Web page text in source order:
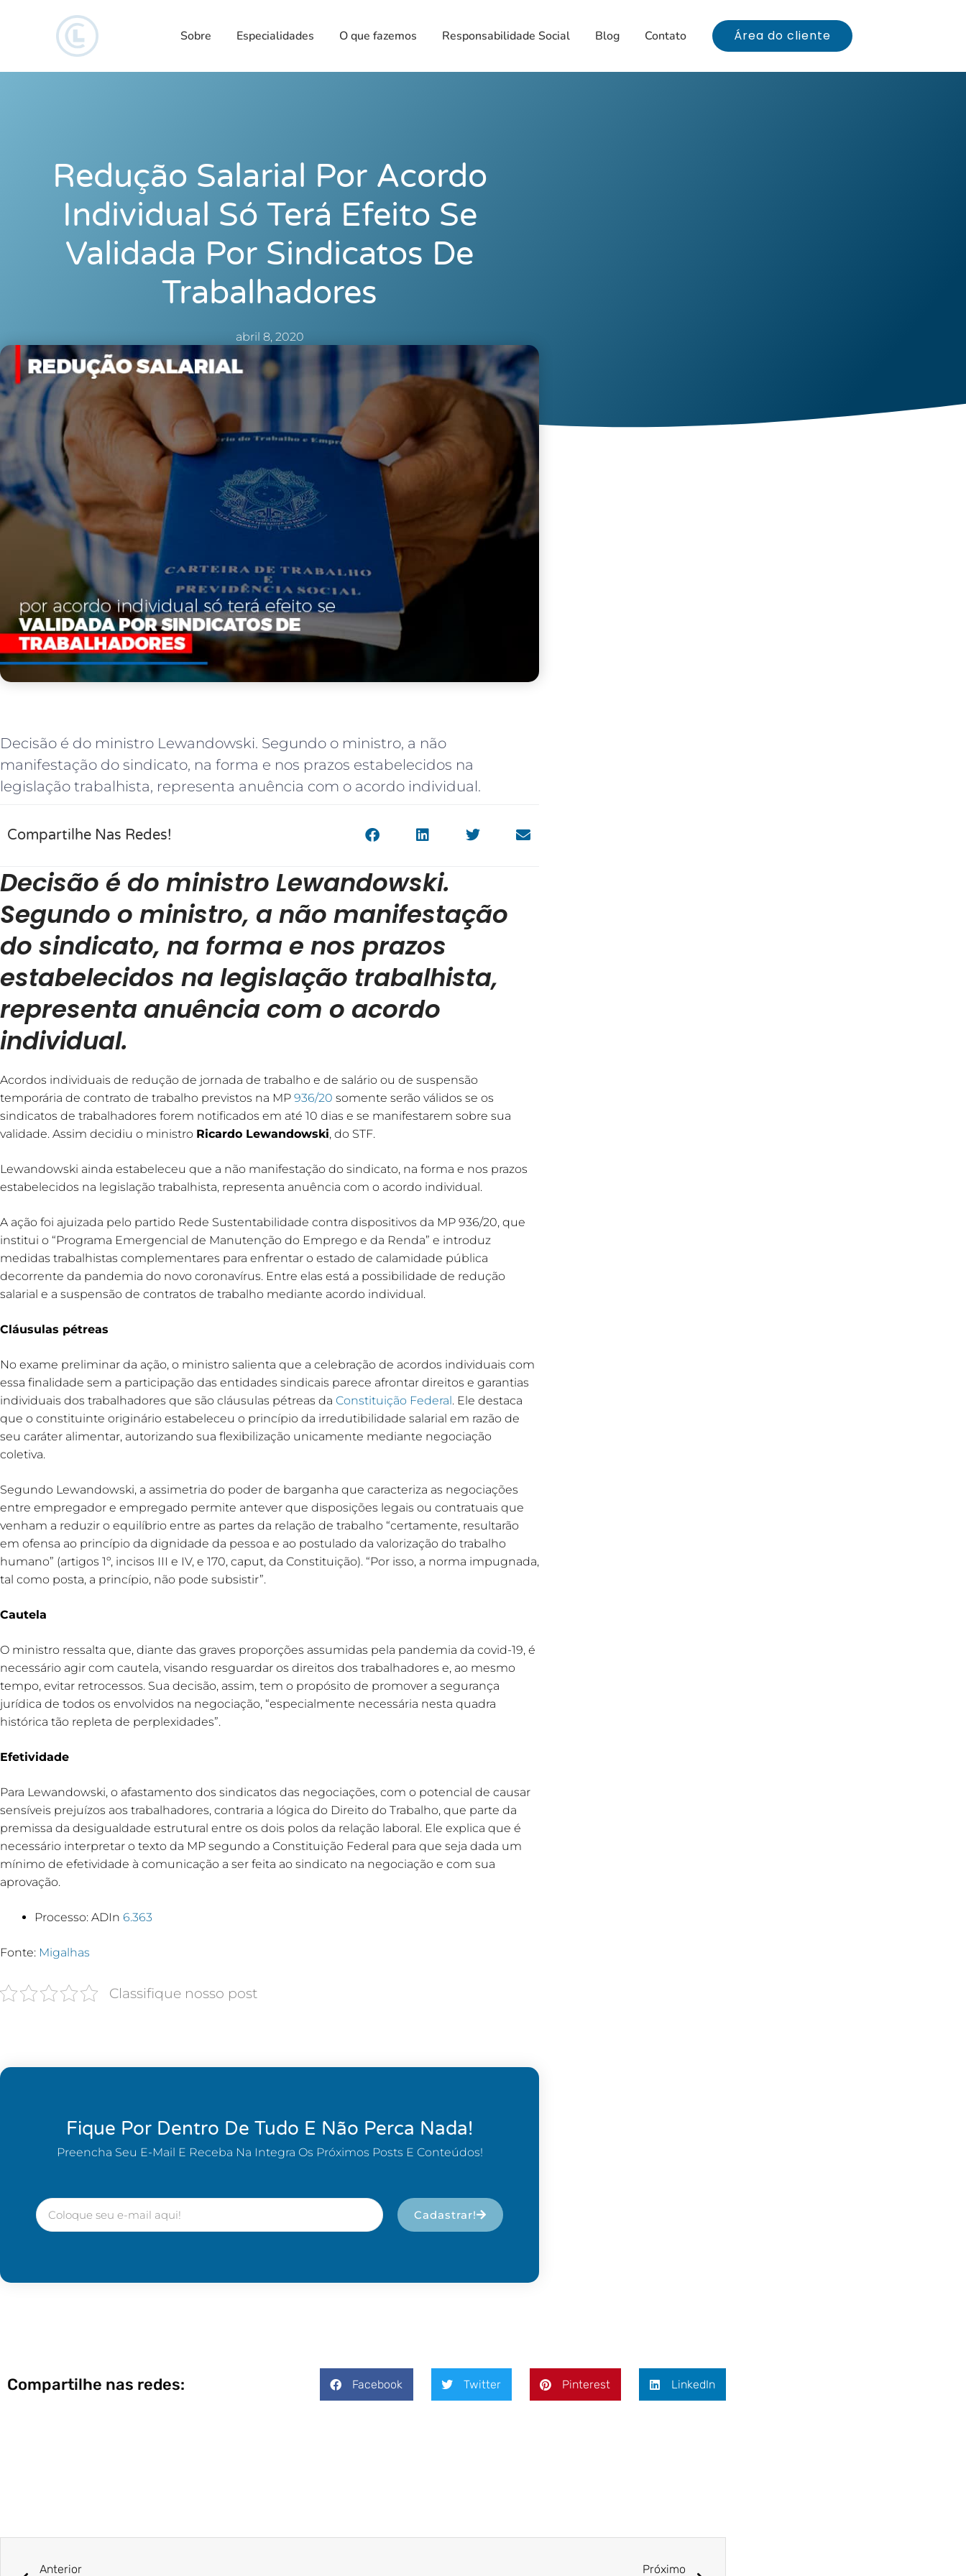
Sobre Especialidades O que fazemos Responsabilidade Social Blog Contato Área do cliente
Redução Salarial Por Acordo
Individual Só Terá Efeito Se
Validada Por Sindicatos De
Trabalhadores
abril 8, 2020
Decisão é do ministro Lewandowski. Segundo o ministro, a não
manifestação do sindicato, na forma e nos prazos estabelecidos na
legislação trabalhista, representa anuência com o acordo individual.
Compartilhe Nas Redes!
Decisão é do ministro Lewandowski.
Segundo o ministro, a não manifestação
do sindicato, na forma e nos prazos
estabelecidos na legislação trabalhista,
representa anuência com o acordo
individual.
Acordos individuais de redução de jornada de trabalho e de salário ou de suspensão
temporária de contrato de trabalho previstos na MP 936/20 somente serão válidos se os
sindicatos de trabalhadores forem notificados em até 10 dias e se manifestarem sobre sua
validade. Assim decidiu o ministro Ricardo Lewandowski, do STF.
Lewandowski ainda estabeleceu que a não manifestação do sindicato, na forma e nos prazos
estabelecidos na legislação trabalhista, representa anuência com o acordo individual.
A ação foi ajuizada pelo partido Rede Sustentabilidade contra dispositivos da MP 936/20, que
institui o “Programa Emergencial de Manutenção do Emprego e da Renda” e introduz
medidas trabalhistas complementares para enfrentar o estado de calamidade pública
decorrente da pandemia do novo coronavírus. Entre elas está a possibilidade de redução
salarial e a suspensão de contratos de trabalho mediante acordo individual.
Cláusulas pétreas
No exame preliminar da ação, o ministro salienta que a celebração de acordos individuais com
essa finalidade sem a participação das entidades sindicais parece afrontar direitos e garantias
individuais dos trabalhadores que são cláusulas pétreas da Constituição Federal. Ele destaca
que o constituinte originário estabeleceu o princípio da irredutibilidade salarial em razão de
seu caráter alimentar, autorizando sua flexibilização unicamente mediante negociação
coletiva.
Segundo Lewandowski, a assimetria do poder de barganha que caracteriza as negociações
entre empregador e empregado permite antever que disposições legais ou contratuais que
venham a reduzir o equilíbrio entre as partes da relação de trabalho “certamente, resultarão
em ofensa ao princípio da dignidade da pessoa e ao postulado da valorização do trabalho
humano” (artigos 1º, incisos III e IV, e 170, caput, da Constituição). “Por isso, a norma impugnada,
tal como posta, a princípio, não pode subsistir”.
Cautela
O ministro ressalta que, diante das graves proporções assumidas pela pandemia da covid-19, é
necessário agir com cautela, visando resguardar os direitos dos trabalhadores e, ao mesmo
tempo, evitar retrocessos. Sua decisão, assim, tem o propósito de promover a segurança
jurídica de todos os envolvidos na negociação, “especialmente necessária nesta quadra
histórica tão repleta de perplexidades”.
Efetividade
Para Lewandowski, o afastamento dos sindicatos das negociações, com o potencial de causar
sensíveis prejuízos aos trabalhadores, contraria a lógica do Direito do Trabalho, que parte da
premissa da desigualdade estrutural entre os dois polos da relação laboral. Ele explica que é
necessário interpretar o texto da MP segundo a Constituição Federal para que seja dada um
mínimo de efetividade à comunicação a ser feita ao sindicato na negociação e com sua
aprovação.
Processo: ADIn 6.363
Fonte: Migalhas
Classifique nosso post
Fique Por Dentro De Tudo E Não Perca Nada!
Preencha Seu E-Mail E Receba Na Integra Os Próximos Posts E Conteúdos!
Cadastrar!
Compartilhe nas redes: Facebook Twitter Pinterest LinkedIn
Anterior Próximo